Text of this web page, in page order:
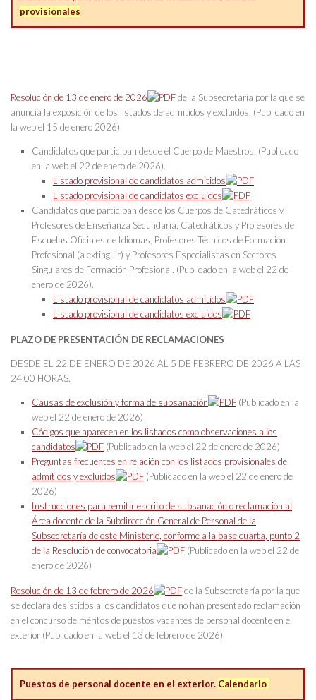
provisionales
Resolución de 13 de enero de 2026
de la Subsecretaría por la que se
anuncia la exposición de los listados de admitidos y excluidos. (Publicado en
la web el 15 de enero 2026)
Candidatos que participan desde el Cuerpo de Maestros. (Publicado
en la web el 22 de enero de 2026).
Listado provisional de candidatos admitidos
Listado provisional de candidatos excluidos
Candidatos que participan desde los Cuerpos de Catedráticos y
Profesores de Enseñanza Secundaria, Catedráticos y Profesores de
Escuelas Oficiales de Idiomas, Profesores Técnicos de Formación
Profesional (a extinguir) y Profesores Especialistas en Sectores
Singulares de Formación Profesional. (Publicado en la web el 22 de
enero de 2026).
Listado provisional de candidatos admitidos
Listado provisional de candidatos excluidos
PLAZO DE PRESENTACIÓN DE RECLAMACIONES
DESDE EL 22 DE ENERO DE 2026 AL 5 DE FEBRERO DE 2026 A LAS
24:00 HORAS.
Causas de exclusión y forma de subsanación
(Publicado en la
web el 22 de enero de 2026)
Códigos que aparecen en los listados como observaciones a los
candidatos
(Publicado en la web el 22 de enero de 2026)
Preguntas frecuentes en relación con los listados provisionales de
admitidos y excluidos
(Publicado en la web el 22 de enero de
2026)
Instrucciones para remitir escrito de subsanación o reclamación al
Área docente de la Subdirección General de Personal de la
Subsecretaría de este Ministerio, conforme a la base cuarta, punto 2
de la Resolución de convocatoria
(Publicado en la web el 22 de
enero de 2026)
Resolución de 13 de febrero de 2026
de la Subsecretaría por la que
se declara desistidos a los candidatos que no han presentado reclamación
en el concurso de méritos de puestos vacantes de personal docente en el
exterior (Publicado en la web el 13 de febrero de 2026)
Puestos de personal docente en el exterior. Calendario